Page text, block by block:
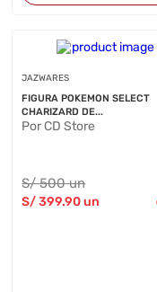
JAZWARES
FIGURA POKEMON SELECT
CHARIZARD DE...
Por CD Store
S/500 un
S/399.90 un